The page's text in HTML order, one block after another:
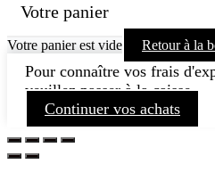
Votre panier
Votre panier est vide Retour à la
Pour connaître vos frais
veuillez passer à la caisse.
Continuer vos achats